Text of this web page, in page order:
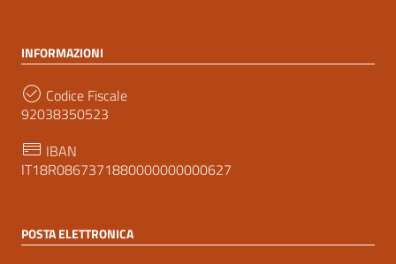
INFORMAZIONI
Codice Fiscale
92038350523
IBAN
IT18R0867371880000000000627
POSTA ELETTRONICA